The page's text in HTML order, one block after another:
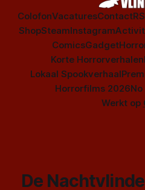
ColofonVacaturesContact
ShopSteamInstagram
ComicsGadget
Korte Horrorverhalen
Lokaal Spookverhaal
Horrorfilms 2026
Werkt op
De